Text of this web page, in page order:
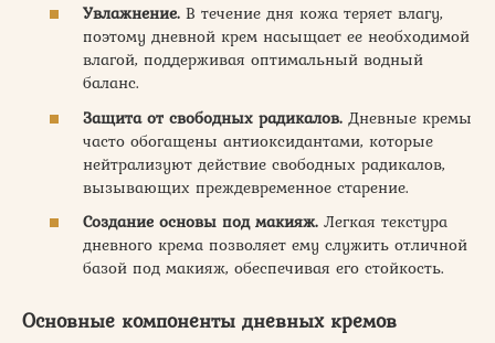
Увлажнение. В течение дня кожа теряет влагу,
поэтому дневной крем насыщает ее необходимой
влагой, поддерживая оптимальный водный
баланс.
Защита от свободных радикалов. Дневные кремы
часто обогащены антиоксидантами, которые
нейтрализуют действие свободных радикалов,
вызывающих преждевременное старение.
Создание основы под макияж. Легкая текстура
дневного крема позволяет ему служить отличной
базой под макияж, обеспечивая его стойкость.
Основные компоненты дневных кремов